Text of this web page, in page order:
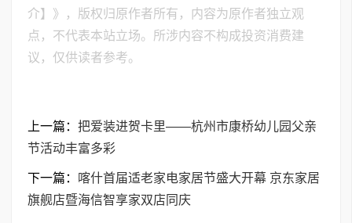
介】》，版权归原作者所有，内容为原作者独立观
点，不代表本站立场。所涉内容不构成投资消费建
议，仅供读者参考。
上一篇： 把爱装进贺卡里——杭州市康桥幼儿园父亲
节活动丰富多彩
下一篇： 喀什首届适老家电家居节盛大开幕 京东家居
旗舰店暨海信智享家双店同庆